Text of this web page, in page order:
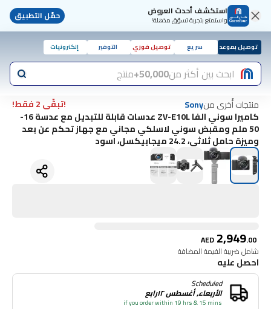
استكشف أحدث العروض
واستمتع بتجربة تسوّق مذهلة! حمّل التطبيق
توصيل بموعد سريع توصيل فوري التوفير إلكترونيات
ابحث بين أكثر من50,000+ منتج
منتجات أُخرى منSony
!تبقّى 2 فقط!
كاميرا سوني الفا ZV-E10L عدسات قابلة للتبديل مع عدسة 16-
50 ملم ومقبض سوني لاسلكي مجاني مع جهاز تحكم عن بعد
وميزة حامل ثلاثي، 24.2 ميجابيكسل، اسود
AED 2,949.00
شامل ضريبة القيمة المضافة
احصل عليه
Scheduled
الأربعاء, أغسطس ١٢رابع
if you order within 19 hrs & 15 mins